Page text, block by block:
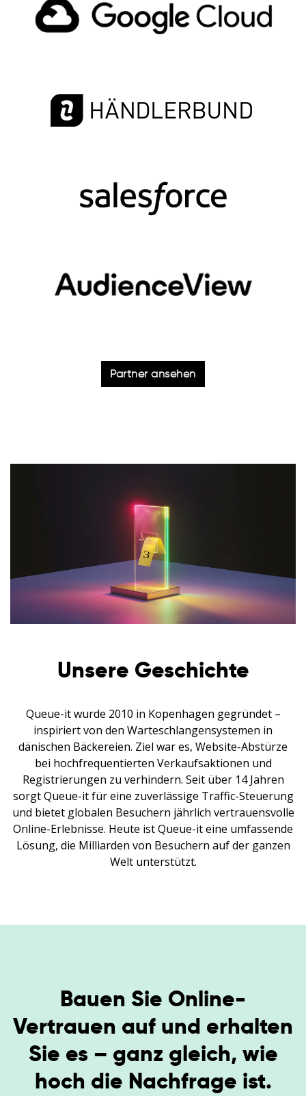
Partner ansehen
Unsere Geschichte
Queue-it wurde 2010 in Kopenhagen gegründet –
inspiriert von den Warteschlangensystemen in
dänischen Bäckereien. Ziel war es, Website-Abstürze
bei hochfrequentierten Verkaufsaktionen und
Registrierungen zu verhindern. Seit über 14 Jahren
sorgt Queue-it für eine zuverlässige Traffic-Steuerung
und bietet globalen Besuchern jährlich vertrauensvolle
Online-Erlebnisse. Heute ist Queue-it eine umfassende
Lösung, die Milliarden von Besuchern auf der ganzen
Welt unterstützt.
Bauen Sie Online-
Vertrauen auf und erhalten
Sie es – ganz gleich, wie
hoch die Nachfrage ist.